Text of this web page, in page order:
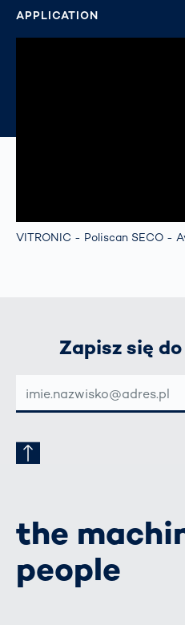
APPLICATION
VITRONIC - Poliscan SECO -
Zapisz się
MAIL-
ADRESSE
the
people